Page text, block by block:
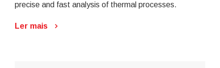
precise and fast analysis of thermal processes.
Ler mais